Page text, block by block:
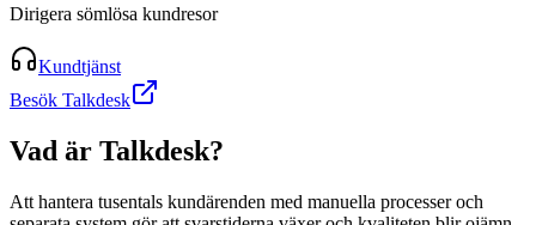
Dirigera sömlösa kundresor
Kundtjänst
Besök Talkdesk
Vad är Talkdesk?
Att hantera tusentals kundärenden med manuella processer och